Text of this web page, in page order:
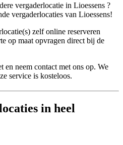
vergaderlocatie in Lioessens ?
vergaderlocaties van Lioessens!
zelf online reserveren
op maat opvragen direct bij de
neem contact met ons op. We
service is kosteloos.
in heel